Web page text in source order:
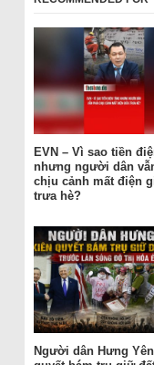
EVN – Vì sao tiền
nhưng người dân
chịu cảnh mất điện
trưa hè?
Người dân Hưng